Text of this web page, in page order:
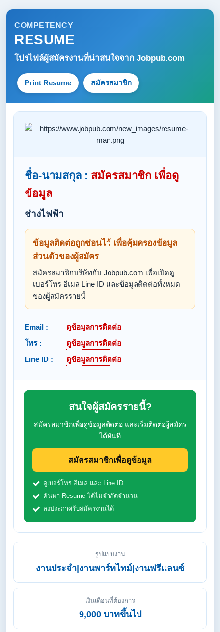
COMPETENCY
RESUME
โปรไฟล์ผู้สมัครงานที่น่าสนใจจาก Jobpub.com
Print Resume สมัครสมาชิก
ชื่อ-นามสกุล : สมัครสมาชิก เพื่อดู
ข้อมูล
ช่างไฟฟ้า
ข้อมูลติดต่อถูกซ่อนไว้ เพื่อคุ้มครองข้อมูล
ส่วนตัวของผู้สมัคร
สมัครสมาชิกบริษัทกับ Jobpub.com เพื่อเปิดดู
เบอร์โทร อีเมล Line ID และข้อมูลติดต่อทั้งหมด
ของผู้สมัครรายนี้
Email :
ดูข้อมูลการติดต่อ
โทร :
ดูข้อมูลการติดต่อ
Line ID :
ดูข้อมูลการติดต่อ
สนใจผู้สมัครรายนี้?
สมัครสมาชิกเพื่อดูข้อมูลติดต่อ และเริ่มติดต่อผู้สมัคร
ได้ทันที
สมัครสมาชิกเพื่อดูข้อมูล
ดูเบอร์โทร อีเมล และ Line ID
ค้นหา Resume ได้ไม่จำกัดจำนวน
ลงประกาศรับสมัครงานได้
รูปแบบงาน
งานประจำ|งานพาร์ทไทม์|งานฟรีแลนซ์
เงินเดือนที่ต้องการ
9,000 บาทขึ้นไป